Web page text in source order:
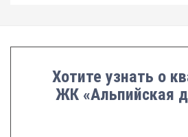
Хотите узнать о
ЖК «Альпийская